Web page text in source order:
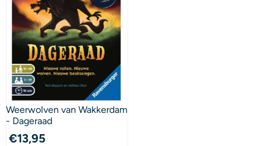
Weerwolven van Wakkerdam
- Dageraad
€13,95